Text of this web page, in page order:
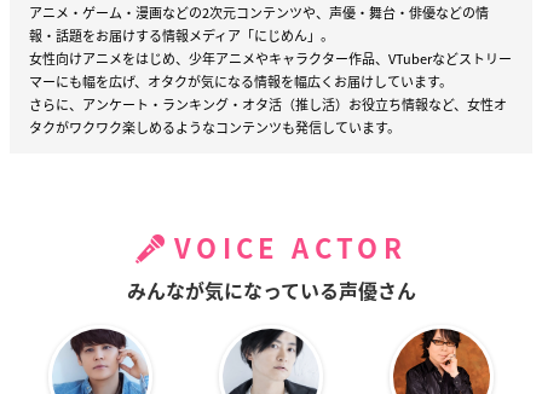
アニメ・ゲーム・漫画などの2次元コンテンツや、声優・舞台・俳優などの情
報・話題をお届けする情報メディア「にじめん」。
女性向けアニメをはじめ、少年アニメやキャラクター作品、VTuberなどストリー
マーにも幅を広げ、オタクが気になる情報を幅広くお届けしています。
さらに、アンケート・ランキング・オタ活（推し活）お役立ち情報など、女性オ
タクがワクワク楽しめるようなコンテンツも発信しています。
VOICE ACTOR
みんなが気になっている声優さん